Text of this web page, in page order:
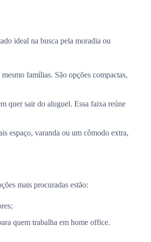
ideal na busca pela moradia ou
famílias. São opções compactas,
quer sair do aluguel. Essa faixa reúne
espaço, varanda ou um cômodo extra,
mais procuradas estão:
quem trabalha em home office.